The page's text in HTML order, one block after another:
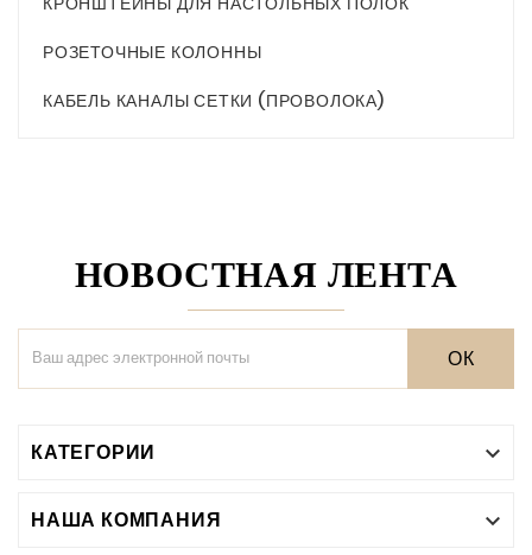
РОЗЕТОЧНЫЕ КОЛОННЫ
КАБЕЛЬ КАНАЛЫ СЕТКИ (ПРОВОЛОКА)
НОВОСТНАЯ ЛЕНТА
ОК
КАТЕГОРИИ 
НАША КОМПАНИЯ 